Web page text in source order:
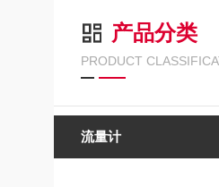
产品分类
PRODUCT
流量计